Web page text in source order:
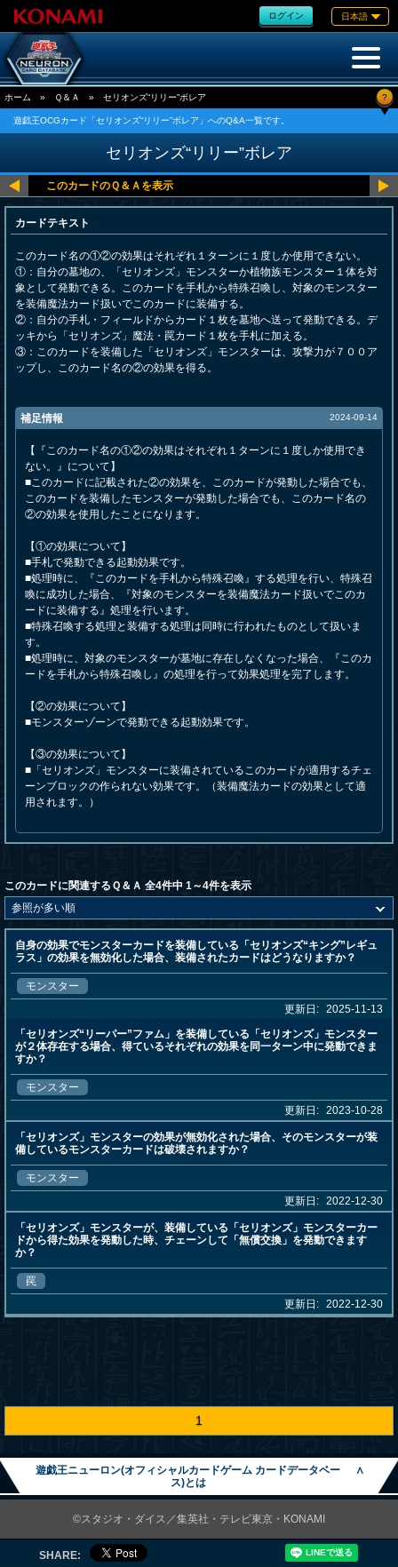
ログイン 日本語
ホーム » Ｑ＆Ａ » セリオンズ“リリー”ボレア ?
遊戯王OCGカード「セリオンズ“リリー”ボレア」へのQ&A一覧です。
セリオンズ“リリー”ボレア
カードテキスト
このカード名の①②の効果はそれぞれ１ターンに１度しか使用できない。
①：自分の墓地の、「セリオンズ」モンスターか植物族モンスター１体を対
象として発動できる。このカードを手札から特殊召喚し、対象のモンスター
を装備魔法カード扱いでこのカードに装備する。
②：自分の手札・フィールドからカード１枚を墓地へ送って発動できる。デ
ッキから「セリオンズ」魔法・罠カード１枚を手札に加える。
③：このカードを装備した「セリオンズ」モンスターは、攻撃力が７００ア
ップし、このカード名の②の効果を得る。
補足情報 2024-09-14
【『このカード名の①②の効果はそれぞれ１ターンに１度しか使用でき
ない。』について】
■このカードに記載された②の効果を、このカードが発動した場合でも、
このカードを装備したモンスターが発動した場合でも、このカード名の
②の効果を使用したことになります。
【①の効果について】
■手札で発動できる起動効果です。
■処理時に、『このカードを手札から特殊召喚』する処理を行い、特殊召
喚に成功した場合、『対象のモンスターを装備魔法カード扱いでこのカ
ードに装備する』処理を行います。
■特殊召喚する処理と装備する処理は同時に行われたものとして扱いま
す。
■処理時に、対象のモンスターが墓地に存在しなくなった場合、『このカ
ードを手札から特殊召喚し』の処理を行って効果処理を完了します。
【②の効果について】
■モンスターゾーンで発動できる起動効果です。
【③の効果について】
■「セリオンズ」モンスターに装備されているこのカードが適用するチェ
ーンブロックの作られない効果です。（装備魔法カードの効果として適
用されます。）
このカードに関連するＱ＆Ａ 全4件中 1～4件を表示
自身の効果でモンスターカードを装備している「セリオンズ“キング”レギュ
ラス」の効果を無効化した場合、装備されたカードはどうなりますか？
モンスター
更新日: 2025-11-13
「セリオンズ“リーパー”ファム」を装備している「セリオンズ」モンスター
が２体存在する場合、得ているそれぞれの効果を同一ターン中に発動できま
すか？
モンスター
更新日: 2023-10-28
「セリオンズ」モンスターの効果が無効化された場合、そのモンスターが装
備しているモンスターカードは破壊されますか？
モンスター
更新日: 2022-12-30
「セリオンズ」モンスターが、装備している「セリオンズ」モンスターカー
ドから得た効果を発動した時、チェーンして「無償交換」を発動できます
か？
罠
更新日: 2022-12-30
1
遊戯王ニューロン(オフィシャルカードゲーム カードデータベー
ス)とは
∧
©スタジオ・ダイス／集英社・テレビ東京・KONAMI
SHARE: